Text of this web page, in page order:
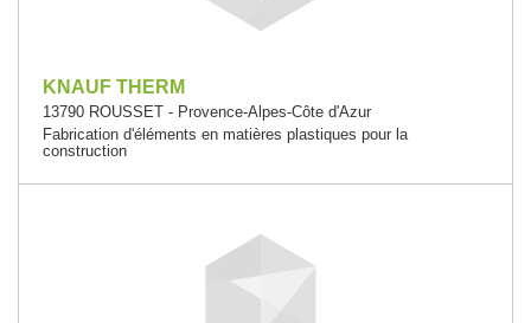
KNAUF THERM
13790 ROUSSET - Provence-Alpes-Côte d'Azur
Fabrication d'éléments en matières plastiques pour la
construction